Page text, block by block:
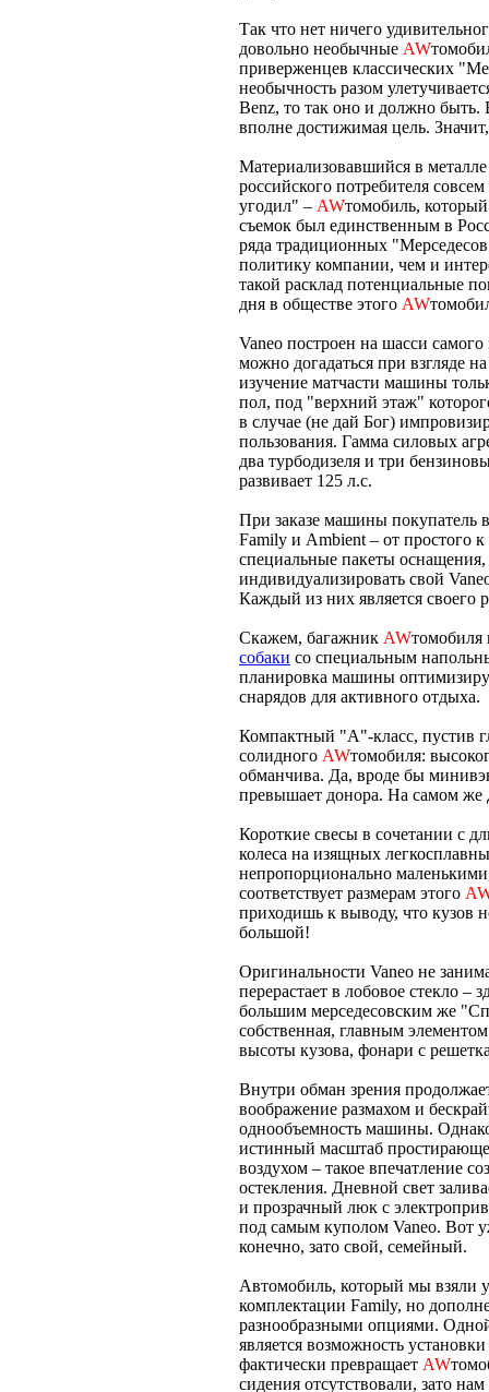
Так что нет ничего
довольно необычные AW
приверженцев классических
необычность разом
Benz, то так оно и должно быть.
вполне достижимая цель.
Материализовавшийся в металле
российского потребителя
угодил" – AWтомобиль,
съемок был единственным в
ряда традиционных
политику компании, чем и
такой расклад потенциальные
дня в обществе этого AW
Vaneo построен на шасси
можно догадаться при взгляде
изучение матчасти машины
пол, под "верхний этаж"
в случае (не дай Бог)
пользования. Гамма силовых
два турбодизеля и три
развивает 125 л.с.
При заказе машины покупатель
Family и Ambient – от простого
специальные пакеты
индивидуализировать свой
Каждый из них является своего
Скажем, багажник AWтомобиля
собаки со специальным
планировка машины
снарядов для активного отдыха.
Компактный "А"-класс, пустив
солидного AWтомобиля:
обманчива. Да, вроде бы
превышает донора. На самом же
Короткие свесы в сочетании с
колеса на изящных
непропорционально
соответствует размерам этого
приходишь к выводу, что кузов
большой!
Оригинальности Vaneo не
перерастает в лобовое стекло –
большим мерседесовским же
собственная, главным
высоты кузова, фонари с
Внутри обман зрения
воображение размахом и
однообъемность машины. Однако
истинный масштаб
воздухом – такое впечатление
остекления. Дневной свет
и прозрачный люк с
под самым куполом Vaneo. Вот
конечно, зато свой, семейный.
Автомобиль, который мы взяли
комплектации Family, но
разнообразными опциями.
является возможность
фактически превращает AW
сидения отсутствовали, зато